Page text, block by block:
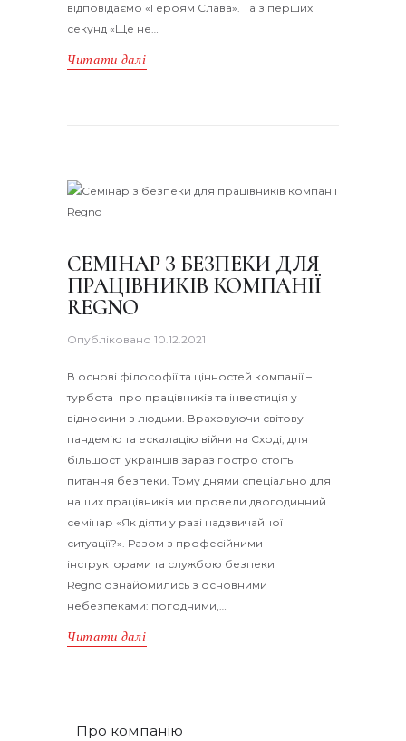
відповідаємо «Героям Слава». Та з перших
секунд «Ще не…
Читати далі
СЕМІНАР З БЕЗПЕКИ ДЛЯ
ПРАЦІВНИКІВ КОМПАНІЇ
REGNO
Опубліковано 10.12.2021
В основі філософії та цінностей компанії –
турбота про працівників та інвестиція у
відносини з людьми. Враховуючи світову
пандемію та ескалацію війни на Сході, для
більшості українців зараз гостро стоїть
питання безпеки. Тому днями спеціально для
наших працівників ми провели двогодинний
семінар «Як діяти у разі надзвичайної
ситуації?». Разом з професійними
інструкторами та службою безпеки
Regno ознайомились з основними
небезпеками: погодними,…
Читати далі
Про компанію